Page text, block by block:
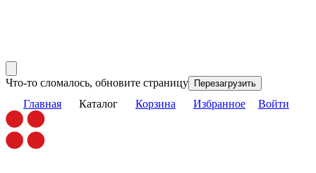
Что-то сломалось, обновите страницу Перезагрузить
Главная Каталог Корзина Избранное Войти